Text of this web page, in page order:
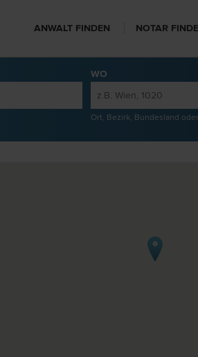
ANWALT FINDEN NOTAR
WO
Ort, Bezirk, Bundesland